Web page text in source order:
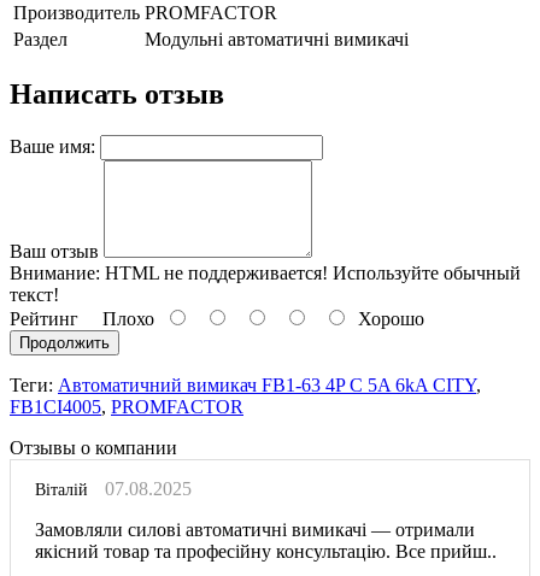
Производитель PROMFACTOR
Раздел
Модульні автоматичні вимикачі
Написать отзыв
Ваше имя:
Ваш отзыв
Внимание: HTML не поддерживается! Используйте обычный
текст!
Рейтинг Плохо Хорошо
Продолжить
Теги: Автоматичний вимикач FB1-63 4P C 5A 6kA CITY,
FB1CI4005, PROMFACTOR
Отзывы о компании
Віталій
07.08.2025
Замовляли силові автоматичні вимикачі — отримали
якісний товар та професійну консультацію. Все прийш..